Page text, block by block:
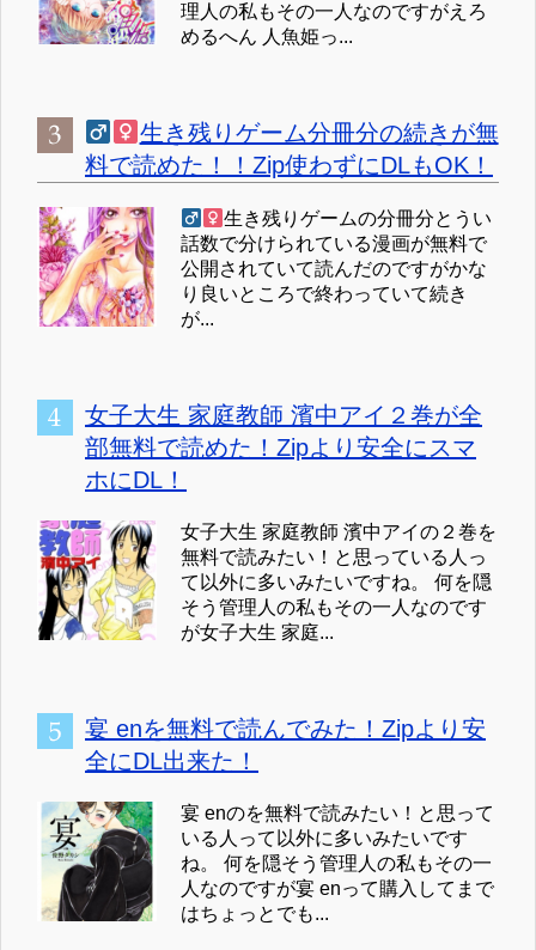
理人の私もその一人なのですがえろ
めるへん 人魚姫っ...
生き残りゲーム分冊分の続きが無
料で読めた！！Zip使わずにDLもOK！
生き残りゲームの分冊分とうい
話数で分けられている漫画が無料で
公開されていて読んだのですがかな
り良いところで終わっていて続き
が...
女子大生 家庭教師 濱中アイ２巻が全
部無料で読めた！Zipより安全にスマ
ホにDL！
女子大生 家庭教師 濱中アイの２巻を
無料で読みたい！と思っている人っ
て以外に多いみたいですね。 何を隠
そう管理人の私もその一人なのです
が女子大生 家庭...
宴 enを無料で読んでみた！Zipより安
全にDL出来た！
宴 enのを無料で読みたい！と思って
いる人って以外に多いみたいです
ね。 何を隠そう管理人の私もその一
人なのですが宴 enって購入してまで
はちょっとでも...